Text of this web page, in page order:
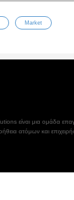
Market
είναι μια ομάδα
ατόμων και